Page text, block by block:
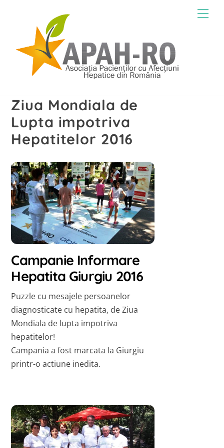
Ziua Mondiala de
Lupta impotriva
Hepatitelor 2016
Campanie Informare
Hepatita Giurgiu 2016
Puzzle cu mesajele persoanelor
diagnosticate cu hepatita, de Ziua
Mondiala de lupta impotriva
hepatitelor!
Campania a fost marcata la Giurgiu
printr-o actiune inedita.